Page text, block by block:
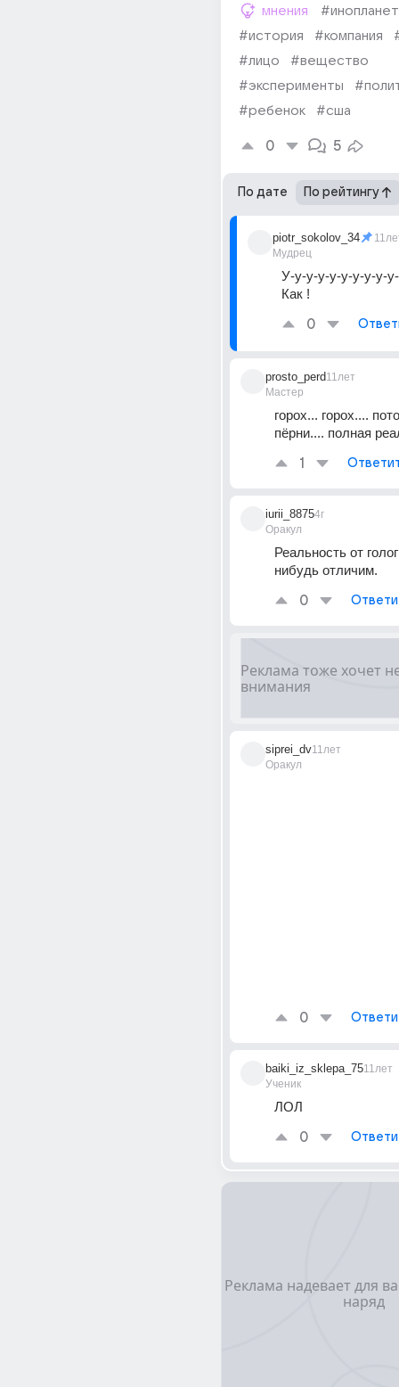
мнения
#история
#компания
#лицо
#вещество
#эксперименты
#ребенок
#сша
0 5
По дате По рейтингу
piotr_sokolov_34
Мудрец
У-у-у-у-у-у-у-у-у-
Как !
0
prosto_perd
Мастер
11лет
горох... горох....
пёрни.... полная
1
iurii_8875
Оракул
4г
Реальность от
нибудь отличим.
0
siprei_dv
Оракул
11лет
0
baiki_iz_sklepa_75
Ученик
11лет
ЛОЛ
0